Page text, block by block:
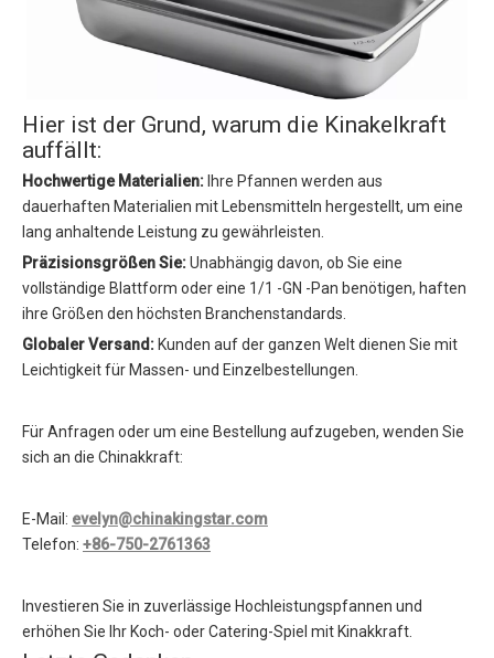
Hier ist der Grund, warum die Kinakelkraft
auffällt:
Hochwertige Materialien: Ihre Pfannen werden aus
dauerhaften Materialien mit Lebensmitteln hergestellt, um eine
lang anhaltende Leistung zu gewährleisten.
Präzisionsgrößen Sie:Unabhängig davon, ob Sie eine
vollständige Blattform oder eine 1/1 -GN -Pan benötigen, haften
ihre Größen den höchsten Branchenstandards.
Globaler Versand: Kunden auf der ganzen Welt dienen Sie mit
Leichtigkeit für Massen- und Einzelbestellungen.
Für Anfragen oder um eine Bestellung aufzugeben, wenden Sie
sich an die Chinakkraft:
E-Mail: evelyn@chinakingstar.com
Telefon: +86-750-2761363
Investieren Sie in zuverlässige Hochleistungspfannen und
erhöhen Sie Ihr Koch- oder Catering-Spiel mit Kinakkraft.